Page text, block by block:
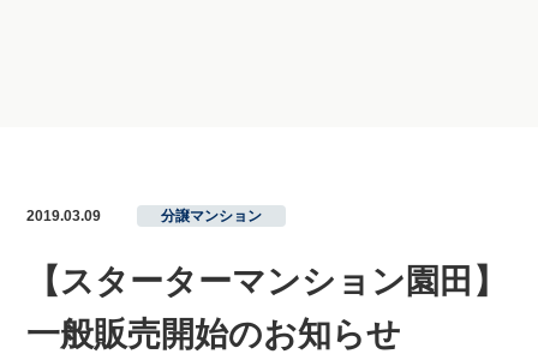
2019.03.09 分譲マンション
【スターターマンション園田】
一般販売開始のお知らせ